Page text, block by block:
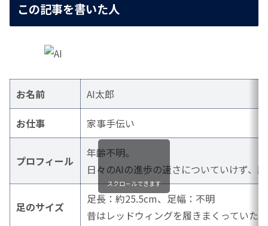
この記事を書いた人
お名前 AI太郎
お仕事 家事手伝い
プロフィール
年齢不明。
日々のAIの進歩の速さについていけず、
足のサイズ
足長：約25.5cm、足幅：不明
昔はレッドウィングを履きまくっていた
スクロールできます